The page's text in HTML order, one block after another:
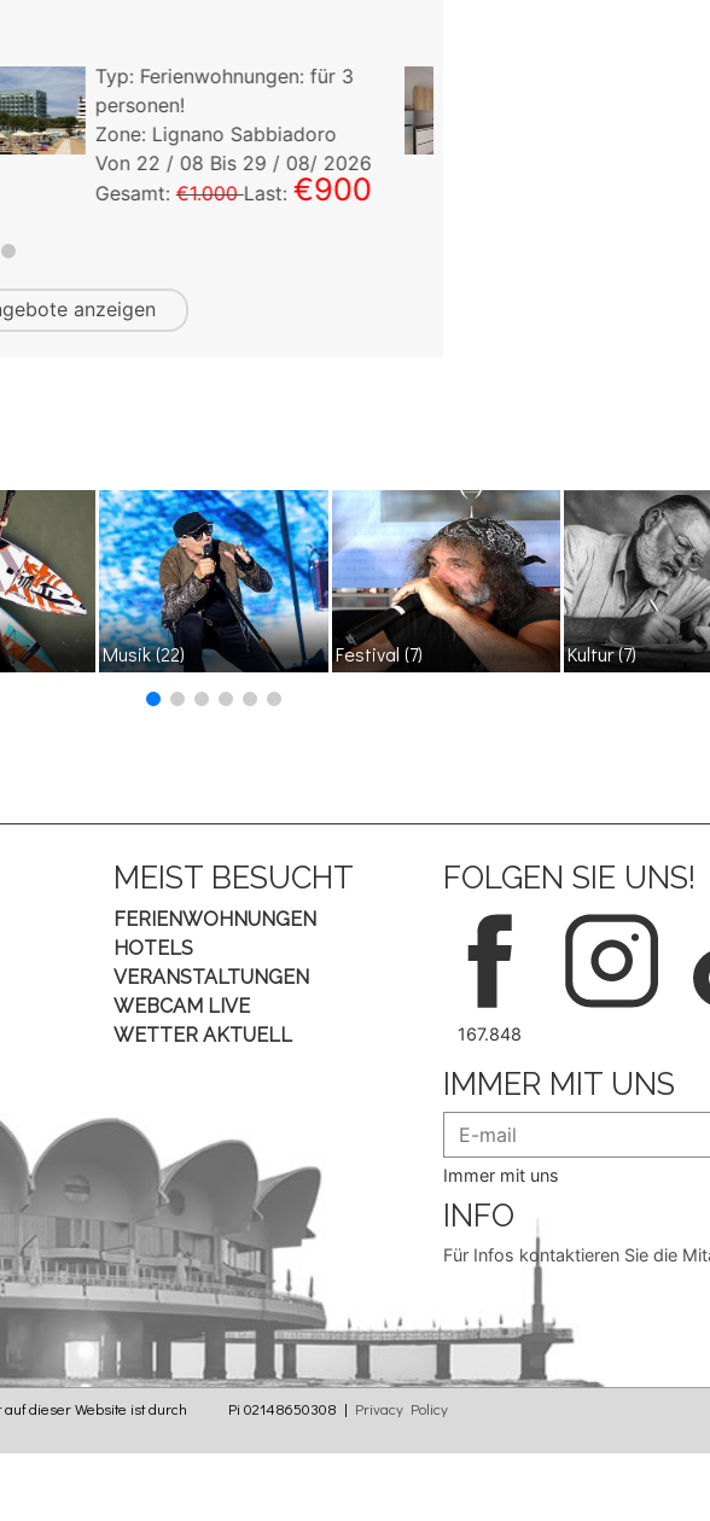
Typ:Ferienwohnungen:
personen!
Zone: Lignano Sabbiadoro
Von15/ 08 Bis22 / 08/ 2026
Gesamt:€950Last:€860
anzeigen
Musik(22) Festival(7) Kultur(7)
MEIST BESUCHT
FERIENWOHNUNGEN
HOTELS
VERANSTALTUNGEN
WEBCAM LIVE
WETTER AKTUELL
FOLGEN SIE UNS!
167.848
IMMER MIT UNS
Immer mit uns
INFO
Für Infos kontaktieren Sie die
dieser Website ist durch
Pi 02148650308 | Privacy Policy